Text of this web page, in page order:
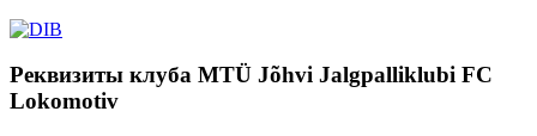
Реквизиты клуба MTÜ Jõhvi Jalgpalliklubi FC
Lokomotiv